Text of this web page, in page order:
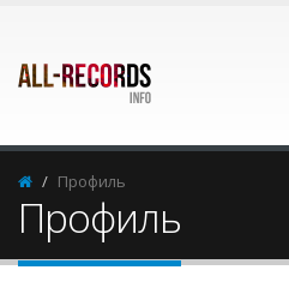
Профиль
Профиль